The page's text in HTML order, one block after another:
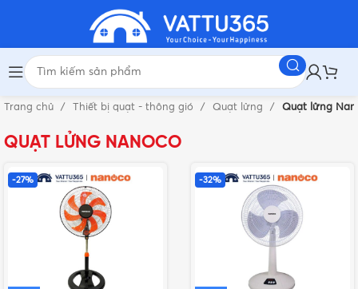
Trang chủ Thiết bị quạt - thông gió Quạt lửng Quạt lửng
QUẠT LỬNG NANOCO
-27% -32%